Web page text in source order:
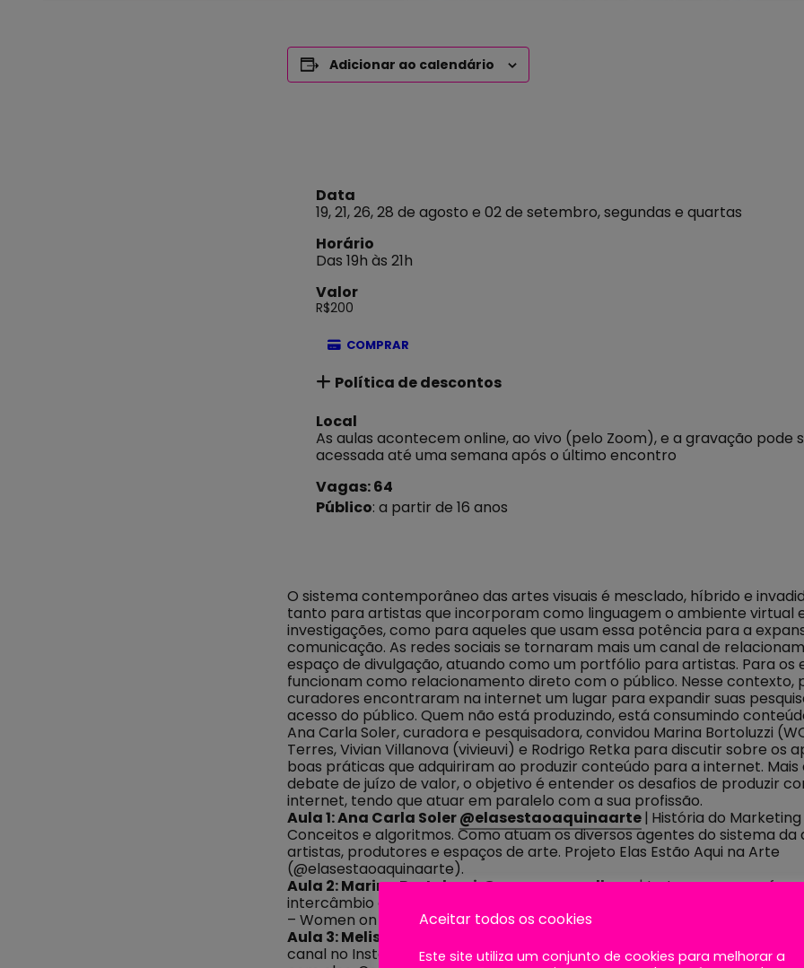
Adicionar ao calendário
Data
19, 21, 26, 28 de agosto e 02 de setembro, segundas e quartas
Horário
Das 19h às 21h
Valor
R$200
COMPRAR
Política de descontos
Local
As aulas acontecem online, ao vivo (pelo Zoom), e a gravação pode
acessada até uma semana após o último encontro
Vagas: 64
Público: a partir de 16 anos
O sistema contemporâneo das artes visuais é mesclado, híbrido e
tanto para artistas que incorporam como linguagem o ambiente virtual
investigações, como para aqueles que usam essa potência para a
comunicação. As redes sociais se tornaram mais um canal de
espaço de divulgação, atuando como um portfólio para artistas. Para os
funcionam como relacionamento direto com o público. Nesse contexto,
curadores encontraram na internet um lugar para expandir suas
acesso do público. Quem não está produzindo, está consumindo
Ana Carla Soler, curadora e pesquisadora, convidou Marina Bortoluzzi
Terres, Vivian Villanova (vivieuvi) e Rodrigo Retka para discutir sobre os
boas práticas que adquiriram ao produzir conteúdo para a internet. Mais
debate de juízo de valor, o objetivo é entender os desafios de produzir
internet, tendo que atuar em paralelo com a sua profissão.
Aula 1: Ana Carla Soler@elasestaoaquinaarte| História do
Conceitos e algoritmos. Como atuam os diversos agentes do sistema da
artistas, produtores e espaços de arte. Projeto Elas Estão Aqui na Arte
(@elasestaoaquinaarte).
Aula 2: Marina Bortoluzzi@womenonwalls.co| Instagram como
intercâmbio e conexões nas artes (case de um milhão de seguidores).
– Women on Walls. O digital como recurso de criação de novas
Aula 3: Melissa Terres
canal no Instagram e no TikTok. Quem são os públicos dos canais e o
Aceitar todos os cookies
Este site utiliza um conjunto de cookies para melhorar a